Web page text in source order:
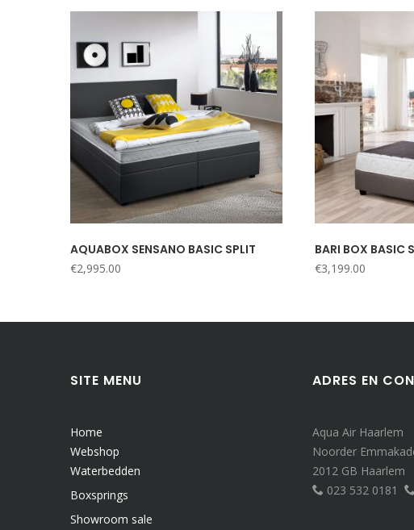
AQUABOX SENSANO BASIC SPLIT
€2,995.00
BARI BOX BASIC
€3,199.00
SITE MENU
Home
Webshop
Waterbedden
Boxsprings
Showroom sale
ADRES EN
Aqua Air Haarlem
Noorder
2012 GB Haarlem
023 532 0181